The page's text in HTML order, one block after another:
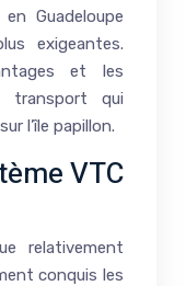
Guadeloupe
exigeantes.
et les
transport qui
l’île papillon.
VTC
relativement
conquis les